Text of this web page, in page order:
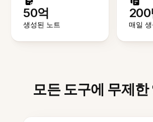
50억
생성된 노트
200
매일
모든 도구에 무제한